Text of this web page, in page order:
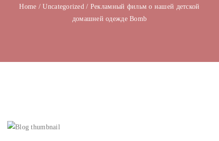
Home / Uncategorized / Рекламный фильм о нашей детской
домашней одежде Bomb